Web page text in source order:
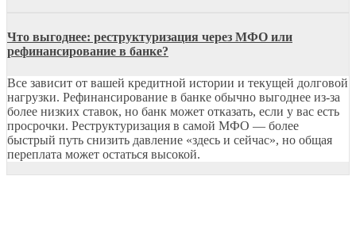
Что выгоднее: реструктуризация через МФО или
рефинансирование в банке?
Все зависит от вашей кредитной истории и текущей долговой
нагрузки. Рефинансирование в банке обычно выгоднее из-за
более низких ставок, но банк может отказать, если у вас есть
просрочки. Реструктуризация в самой МФО — более
быстрый путь снизить давление «здесь и сейчас», но общая
переплата может остаться высокой.